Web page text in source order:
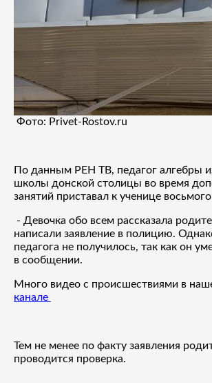
Фото: Privet-Rostov.ru
По данным РЕН ТВ, педагог алгебры
школы донской столицы во время
занятий приставал к ученице
- Девочка обо всем рассказала
написали заявление в полицию.
педагога не получилось, так как он
в сообщении.
Много видео с происшествиями в
канале
Тем не менее по факту заявления
проводится проверка.